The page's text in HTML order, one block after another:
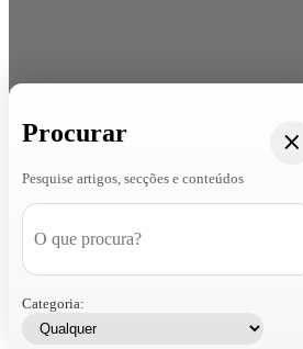
Procurar
Pesquise artigos, secções e conteúdos
Categoria: